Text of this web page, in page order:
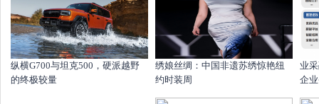
纵横G700与坦克500，硬派越野
的终极较量
绣娘丝绸：中国非遗苏绣惊艳纽
约时装周
业
企